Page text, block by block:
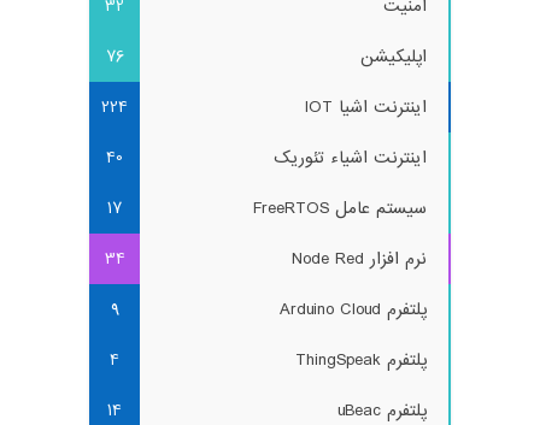
امنیت
32
اپلیکیشن
76
اینترنت اشیا IOT
224
اینترنت اشیاء تئوریک
40
سیستم عامل FreeRTOS
17
نرم افزار Node Red
34
پلتفرم Arduino Cloud
9
پلتفرم ThingSpeak
4
پلتفرم uBeac
14